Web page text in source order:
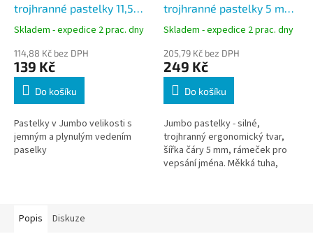
trojhranné pastelky 11,5
mm, s ořezávátkem - 12
Skladem - expedice 2 prac. dny
114,88 Kč bez DPH
139 Kč
Do košíku
Pastelky v Jumbo velikosti s
jemným a plynulým vedením
paselky
trojhranné pastelky 5 mm,
s ořezávátkem - 24 barev
Skladem - expedice 2 prac. dny
205,79 Kč bez DPH
249 Kč
Do košíku
Jumbo pastelky - silné,
trojhranný ergonomický tvar,
šířka čáry 5 mm, rámeček pro
vepsání jména. Měkká tuha,
Popis Diskuze